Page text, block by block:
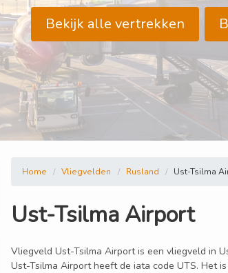
Bekijk alle vertrekken
Home Vliegvelden Rusland Ust-Tsilma
Ust-Tsilma Airport
Vliegveld Ust-Tsilma Airport is een vliegveld in
Ust-Tsilma Airport heeft de iata code UTS. Het